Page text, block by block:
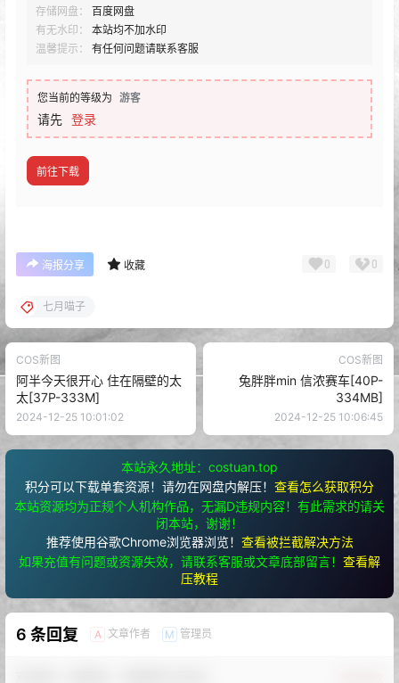
存储网盘：
百度网盘
有无水印：
本站均不加水印
温馨提示：
有任何问题请联系客服
您当前的等级为 游客
请先 登录
前往下载
海报分享 收藏 0 0
七月喵子
COS新图
阿半今天很开心 住在隔壁的太
太[37P-333M]
2024-12-25 10:01:02
COS新图
兔胖胖min 信浓赛车[40P-
334MB]
2024-12-25 10:06:45
本站永久地址：costuan.top
积分可以下载单套资源！请勿在网盘内解压！ 查看怎么获取积分
本站资源均为正规个人机构作品，无漏D违规内容！有此需求的请关
闭本站，谢谢！
推荐使用谷歌Chrome浏览器浏览！ 查看被拦截解决方法
如果充值有问题或资源失效，请联系客服或文章底部留言！ 查看解
压教程
6 条回复 A 文章作者 M 管理员